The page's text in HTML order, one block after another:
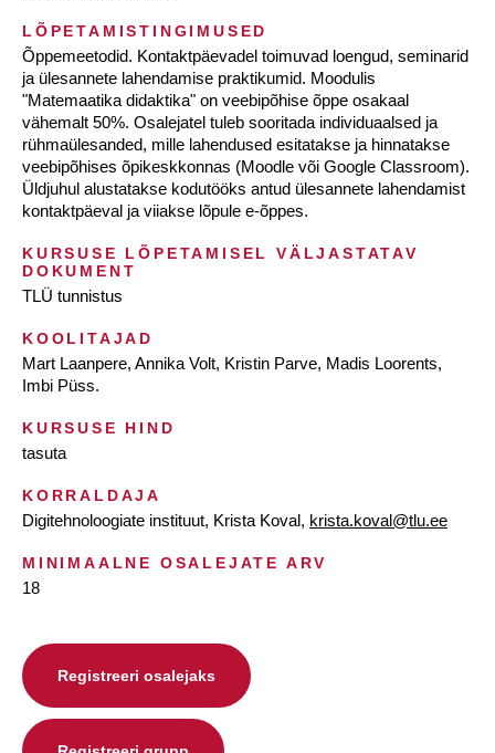
LÕPETAMISTINGIMUSED
Õppemeetodid. Kontaktpäevadel toimuvad loengud, seminarid
ja ülesannete lahendamise praktikumid. Moodulis
"Matemaatika didaktika" on veebipõhise õppe osakaal
vähemalt 50%. Osalejatel tuleb sooritada individuaalsed ja
rühmaülesanded, mille lahendused esitatakse ja hinnatakse
veebipõhises õpikeskkonnas (Moodle või Google Classroom).
Üldjuhul alustatakse kodutööks antud ülesannete lahendamist
kontaktpäeval ja viiakse lõpule e-õppes.
KURSUSE LÕPETAMISEL VÄLJASTATAV
DOKUMENT
TLÜ tunnistus
KOOLITAJAD
Mart Laanpere, Annika Volt, Kristin Parve, Madis Loorents,
Imbi Püss.
KURSUSE HIND
tasuta
KORRALDAJA
Digitehnoloogiate instituut, Krista Koval, krista.koval@tlu.ee
MINIMAALNE OSALEJATE ARV
18
Registreeri osalejaks